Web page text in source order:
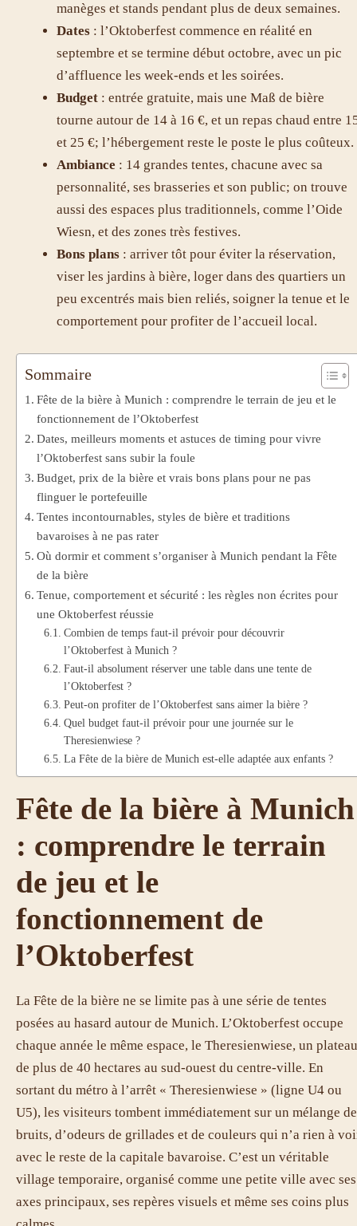
manèges et stands pendant plus de deux semaines.
Dates : l’Oktoberfest commence en réalité en
septembre et se termine début octobre, avec un pic
d’affluence les week-ends et les soirées.
Budget : entrée gratuite, mais une Maß de bière
tourne autour de 14 à 16 €, et un repas chaud entre
et 25 €; l’hébergement reste le poste le plus coûteux.
Ambiance : 14 grandes tentes, chacune avec sa
personnalité, ses brasseries et son public; on trouve
aussi des espaces plus traditionnels, comme l’Oide
Wiesn, et des zones très festives.
Bons plans : arriver tôt pour éviter la réservation,
viser les jardins à bière, loger dans des quartiers un
peu excentrés mais bien reliés, soigner la tenue et le
comportement pour profiter de l’accueil local.
Sommaire
Fête de la bière à Munich : comprendre le terrain de jeu et le
fonctionnement de l’Oktoberfest
Dates, meilleurs moments et astuces de timing pour vivre
l’Oktoberfest sans subir la foule
Budget, prix de la bière et vrais bons plans pour ne pas
flinguer le portefeuille
Tentes incontournables, styles de bière et traditions
bavaroises à ne pas rater
Où dormir et comment s’organiser à Munich pendant la Fête
de la bière
Tenue, comportement et sécurité : les règles non écrites pour
une Oktoberfest réussie
Combien de temps faut-il prévoir pour découvrir
l’Oktoberfest à Munich ?
Faut-il absolument réserver une table dans une tente de
l’Oktoberfest ?
Peut-on profiter de l’Oktoberfest sans aimer la bière ?
Quel budget faut-il prévoir pour une journée sur le
Theresienwiese ?
La Fête de la bière de Munich est-elle adaptée aux enfants ?
Fête de la bière à Munich
: comprendre le terrain
de jeu et le
fonctionnement de
l’Oktoberfest
La Fête de la bière ne se limite pas à une série de tentes
posées au hasard autour de Munich. L’Oktoberfest occupe
chaque année le même espace, le Theresienwiese, un plateau
de plus de 40 hectares au sud-ouest du centre-ville. En
sortant du métro à l’arrêt « Theresienwiese » (ligne U4 ou
U5), les visiteurs tombent immédiatement sur un mélange de
bruits, d’odeurs de grillades et de couleurs qui n’a rien à
avec le reste de la capitale bavaroise. C’est un véritable
village temporaire, organisé comme une petite ville avec ses
axes principaux, ses repères visuels et même ses coins plus